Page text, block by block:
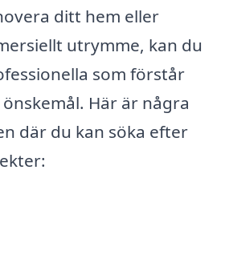
ditt hem eller
utrymme, kan du
som förstår
Här är några
där du kan söka efter